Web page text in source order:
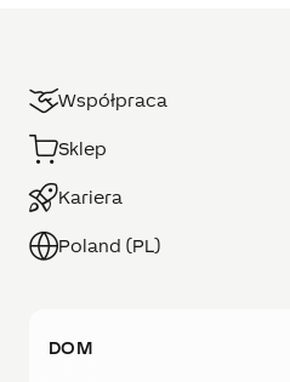
Współpraca
Sklep
Kariera
Poland (PL)
DOM